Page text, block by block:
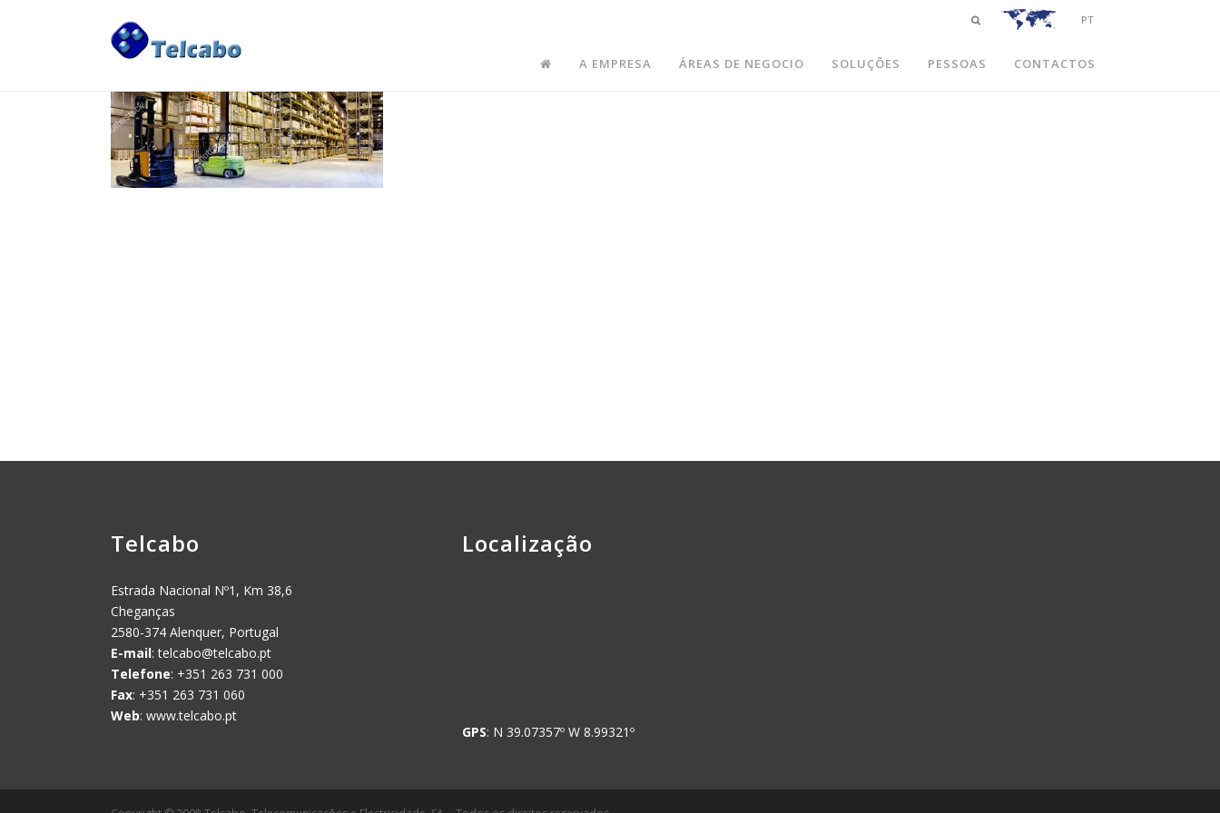
PT
A EMPRESA ÁREAS DE NEGOCIO SOLUÇÕES PESSOAS CONTACTOS
ÁREAS DE NEGOCIO
Telcabo
Estrada Nacional Nº1, Km 38,6
Cheganças
2580-374 Alenquer, Portugal
E-mail:telcabo@telcabo.pt
Telefone: +351 263 731 000
Fax: +351 263 731 060
Web: www.telcabo.pt
Localização
GPS: N 39.07357º W 8.99321º